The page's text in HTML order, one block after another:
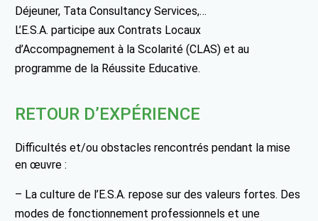
Déjeuner, Tata Consultancy Services,…
L’E.S.A. participe aux Contrats Locaux
d’Accompagnement à la Scolarité (CLAS) et au
programme de la Réussite Educative.
RETOUR D’EXPÉRIENCE
Difficultés et/ou obstacles rencontrés pendant la mise
en œuvre :
– La culture de l’E.S.A. repose sur des valeurs fortes. Des
modes de fonctionnement professionnels et une